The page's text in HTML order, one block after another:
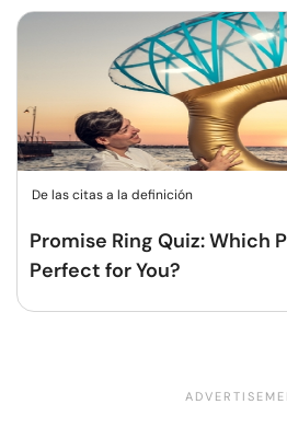
De las citas a la definición
Promise Ring Quiz: Which
Perfect for You?